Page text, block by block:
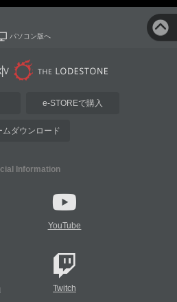
パソコン版へ
e-STOREで購入
ムダウンロード
Information
YouTube
Twitch